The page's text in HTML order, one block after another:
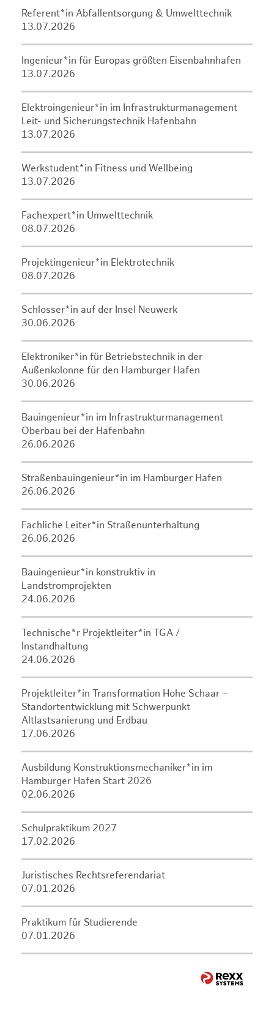
Referent*in Abfallentsorgung & Umwelttechnik
13.07.2026
Ingenieur*in für Europas größten Eisenbahnhafen
13.07.2026
Elektroingenieur*in im Infrastrukturmanagement
Leit- und Sicherungstechnik Hafenbahn
13.07.2026
Werkstudent*in Fitness und Wellbeing
13.07.2026
Fachexpert*in Umwelttechnik
08.07.2026
Projektingenieur*in Elektrotechnik
08.07.2026
Schlosser*in auf der Insel Neuwerk
30.06.2026
Elektroniker*in für Betriebstechnik in der
Außenkolonne für den Hamburger Hafen
30.06.2026
Bauingenieur*in im Infrastrukturmanagement
Oberbau bei der Hafenbahn
26.06.2026
Straßenbauingenieur*in im Hamburger Hafen
26.06.2026
Fachliche Leiter*in Straßenunterhaltung
26.06.2026
Bauingenieur*in konstruktiv in
Landstromprojekten
24.06.2026
Technische*r Projektleiter*in TGA /
Instandhaltung
24.06.2026
Projektleiter*in Transformation Hohe Schaar –
Standortentwicklung mit Schwerpunkt
Altlastsanierung und Erdbau
17.06.2026
Ausbildung Konstruktionsmechaniker*in im
Hamburger Hafen Start 2026
02.06.2026
Schulpraktikum 2027
17.02.2026
Juristisches Rechtsreferendariat
07.01.2026
Praktikum für Studierende
07.01.2026